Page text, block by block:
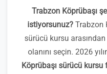
Trabzon Köprübaşı
istiyorsunuz?Trabzon
sürücü kursu
olanını seçin. 2026
Köprübaşı sürücü kursu